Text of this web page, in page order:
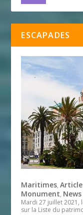
ESCAPADES
Maritimes,
Monument,
Mardi 27 juillet
sur la Liste du